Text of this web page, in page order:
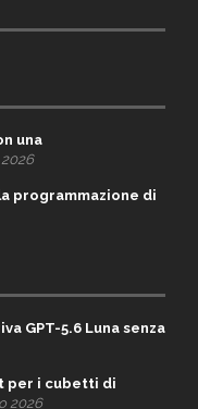
una
programmazione di
GPT-5.6 Luna senza
per i cubetti di
2026